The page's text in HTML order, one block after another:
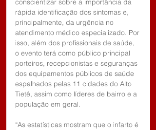
conscientizar sobre a importância da
rápida identificação dos sintomas e,
principalmente, da urgência no
atendimento médico especializado. Por
isso, além dos profissionais de saúde,
o evento terá como público principal
porteiros, recepcionistas e seguranças
dos equipamentos públicos de saúde
espalhados pelas 11 cidades do Alto
Tietê, assim como líderes de bairro e a
população em geral.
“As estatísticas mostram que o infarto é